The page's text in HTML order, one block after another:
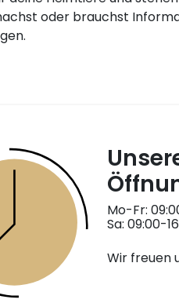
oder brauchst
Mo-Fr:
Sa: 09:00-
Wir freuen